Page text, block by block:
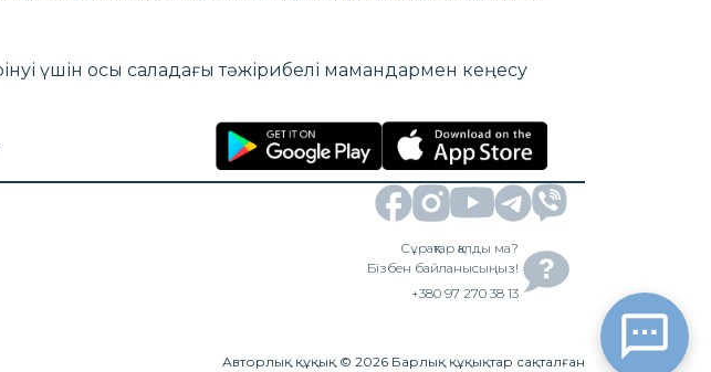
үшін осы саладағы тәжірибелі мамандармен кеңесу
Сұрақтар қалды ма?
Бізбен байланысыңыз!
+380 97 270 38 13
Авторлық құқық © 2026 Барлық құқықтар сақталған